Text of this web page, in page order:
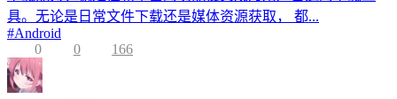
具。无论是日常文件下载还是媒体资源获取， 都...
#Android
0
0 166